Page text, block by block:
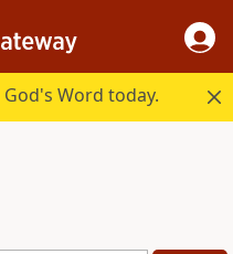
Word today.